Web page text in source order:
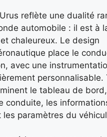
reflète une dualité
automobile : il est à
chaleureux. Le design
place le
avec une
personnalisable.
le tableau de
conduite, les
les paramètres du